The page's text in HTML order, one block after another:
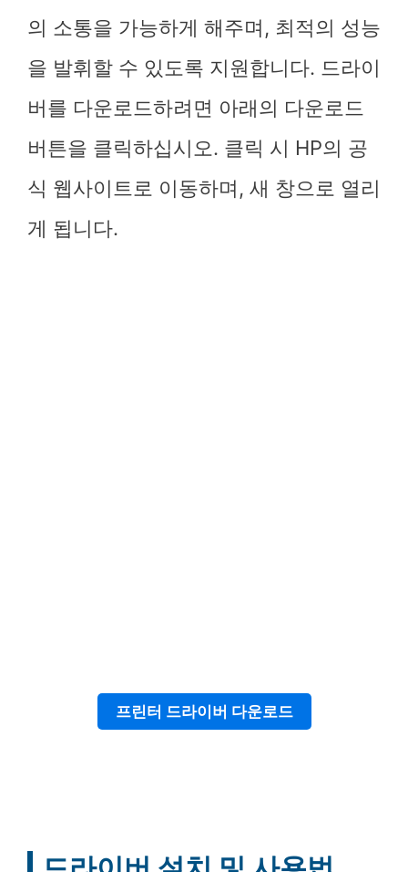
의 소통을 가능하게 해주며, 최적의 성능
을 발휘할 수 있도록 지원합니다. 드라이
버를 다운로드하려면 아래의 다운로드
버튼을 클릭하십시오. 클릭 시 HP의 공
식 웹사이트로 이동하며, 새 창으로 열리
게 됩니다.
프린터 드라이버 다운로드